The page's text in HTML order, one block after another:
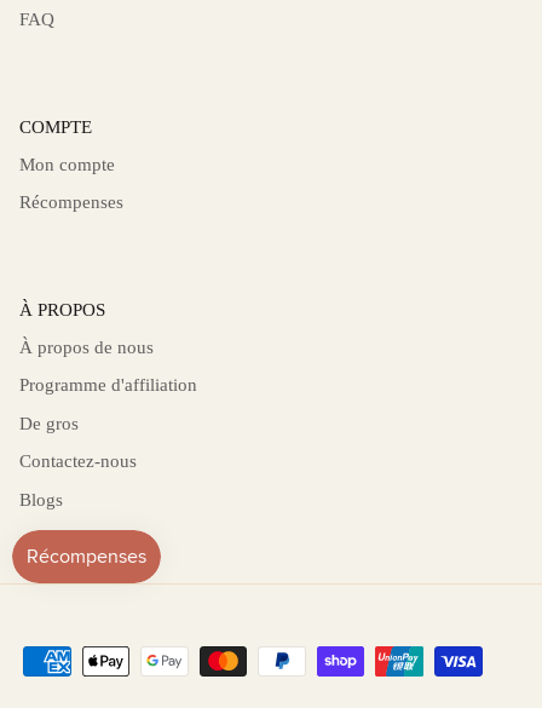
FAQ
COMPTE
Mon compte
Récompenses
À PROPOS
À propos de nous
Programme d'affiliation
De gros
Contactez-nous
Blogs